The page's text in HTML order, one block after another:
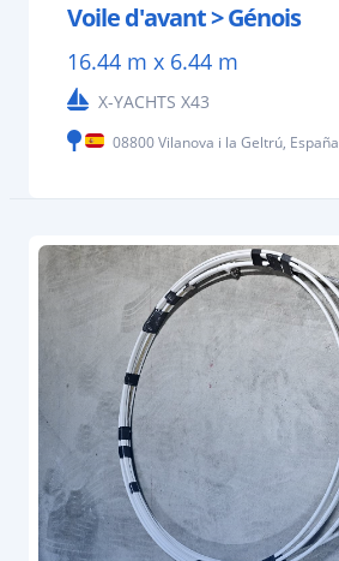
Voile d'avant > Génois
16.44 m x 6.44 m
X-YACHTS X43
08800 Vilanova i la Geltrú, España